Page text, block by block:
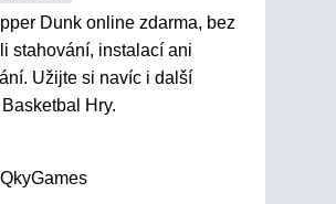
Dunk online zdarma, bez
stahování, instalací ani
Užijte si navíc i další
Hry.